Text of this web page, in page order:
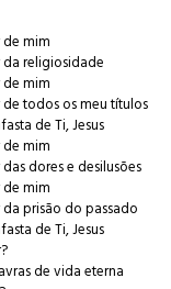
mim
da religiosidade
mim
todos os meu títulos
de Ti, Jesus
mim
dores e desilusões
mim
prisão do passado
de Ti, Jesus
de vida eterna